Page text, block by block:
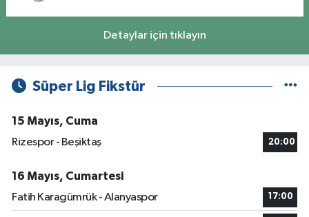
Detaylar için tıklayın
Süper Lig Fikstür
15 Mayıs, Cuma
Rizespor - Beşiktaş
20:00
16 Mayıs, Cumartesi
Fatih Karagümrük - Alanyaspor
17:00